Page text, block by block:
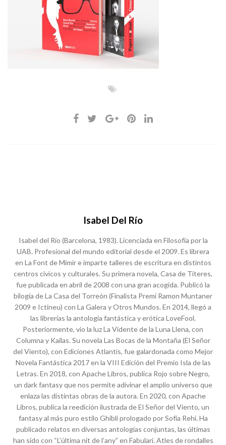
Isabel Del Río
Isabel del Río (Barcelona, 1983). Licenciada en Filosofía por la
UAB. Profesional del mundo editorial desde el 2009. Es librera
en La Font de Mimir e imparte talleres de escritura en distintos
centros cívicos y culturales. Su primera novela, Casa de Títeres,
fue publicada en abril de 2008 con una gran acogida. Publicó la
bilogía de La Casa del Torreón (Finalista Premi Ramon Muntaner
2009 e Ictineu) con La Galera y Otros Mundos. En 2014, llegó a
las librerías la antología fantástica y erótica LoveFool.
Posteriormente, vio la luz La Vidente de la Luna Llena, con
Columna y Kailas. Su novela Las Bocas de la Montaña (El Señor
del Viento), con Ediciones Atlantis, fue galardonada como Mejor
Novela Fantástica 2017 en la VIII Edición del Premio Isla de las
Letras. En 2018, con Apache Libros, publica Rojo sobre Negro,
un dark fantasy que nos permite adivinar el amplio universo que
enlaza las distintas obras de la autora. En 2020, con Apache
Libros, publica la reedición ilustrada de El Señor del Viento, un
fantasy al más puro estilo Ghibli prologado por Sofía Rehi. Ha
publicado relatos en diversas antologías conjuntas, las últimas
han sido con “L’última nit de l’any” en Fabulari. Atles de rondalles